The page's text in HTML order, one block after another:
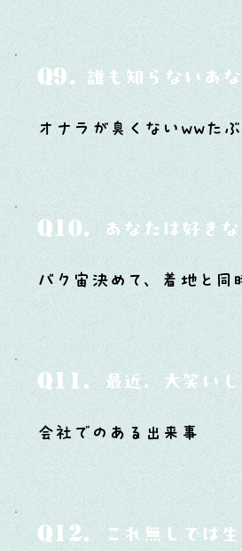
Q9. 誰も知らないあ
オナラが臭くないwwたぶ
Q10. あなたは好き
バク宙決めて、着地と同
Q11. 最近、大笑い
会社でのある出来事
Q12. これ無しでは